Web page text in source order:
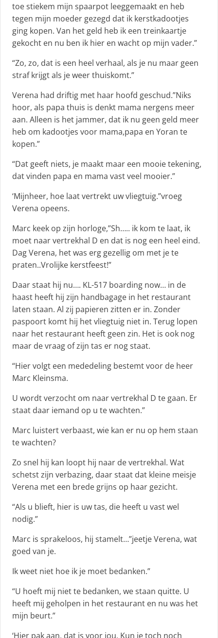
toe stiekem mijn spaarpot leeggemaakt en heb
tegen mijn moeder gezegd dat ik kerstkadootjes
ging kopen. Van het geld heb ik een treinkaartje
gekocht en nu ben ik hier en wacht op mijn vader.”
“Zo, zo, dat is een heel verhaal, als je nu maar geen
straf krijgt als je weer thuiskomt.”
Verena had driftig met haar hoofd geschud.”Niks
hoor, als papa thuis is denkt mama nergens meer
aan. Alleen is het jammer, dat ik nu geen geld meer
heb om kadootjes voor mama,papa en Yoran te
kopen.”
“Dat geeft niets, je maakt maar een mooie tekening,
dat vinden papa en mama vast veel mooier.”
‘Mijnheer, hoe laat vertrekt uw vliegtuig.”vroeg
Verena opeens.
Marc keek op zijn horloge,”Sh….. ik kom te laat, ik
moet naar vertrekhal D en dat is nog een heel eind.
Dag Verena, het was erg gezellig om met je te
praten..Vrolijke kerstfeest!”
Daar staat hij nu…. KL-517 boarding now… in de
haast heeft hij zijn handbagage in het restaurant
laten staan. Al zij papieren zitten er in. Zonder
paspoort komt hij het vliegtuig niet in. Terug lopen
naar het restaurant heeft geen zin. Het is ook nog
maar de vraag of zijn tas er nog staat.
“Hier volgt een mededeling bestemt voor de heer
Marc Kleinsma.
U wordt verzocht om naar vertrekhal D te gaan. Er
staat daar iemand op u te wachten.”
Marc luistert verbaast, wie kan er nu op hem staan
te wachten?
Zo snel hij kan loopt hij naar de vertrekhal. Wat
schetst zijn verbazing, daar staat dat kleine meisje
Verena met een brede grijns op haar gezicht.
“Als u blieft, hier is uw tas, die heeft u vast wel
nodig.”
Marc is sprakeloos, hij stamelt…”jeetje Verena, wat
goed van je.
Ik weet niet hoe ik je moet bedanken.”
“U hoeft mij niet te bedanken, we staan quitte. U
heeft mij geholpen in het restaurant en nu was het
mijn beurt.”
‘Hier pak aan, dat is voor jou. Kun je toch noch